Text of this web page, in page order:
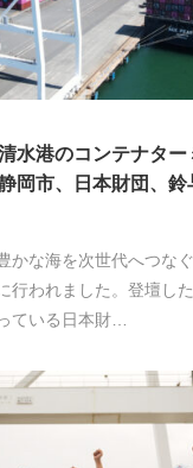
水港のコンテナタ
岡市、日本財団、鈴
かな海を次世代へつな
行われました。登壇し
ている日本財…